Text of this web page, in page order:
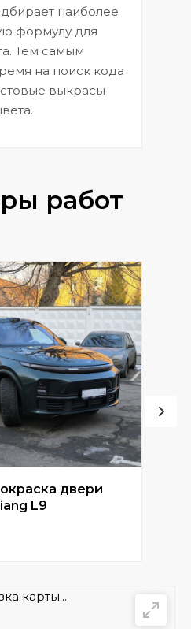
наиболее
формулу для
Тем самым
на поиск кода
выкрасы
работ
двери
L9
карты...